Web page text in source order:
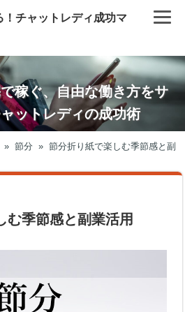
チャットレディ成功マ
稼ぐ、自由な働き方をサ
ットレディの成功術
» 節分 » 節分折り紙で楽しむ季節感と副
む季節感と副業活用